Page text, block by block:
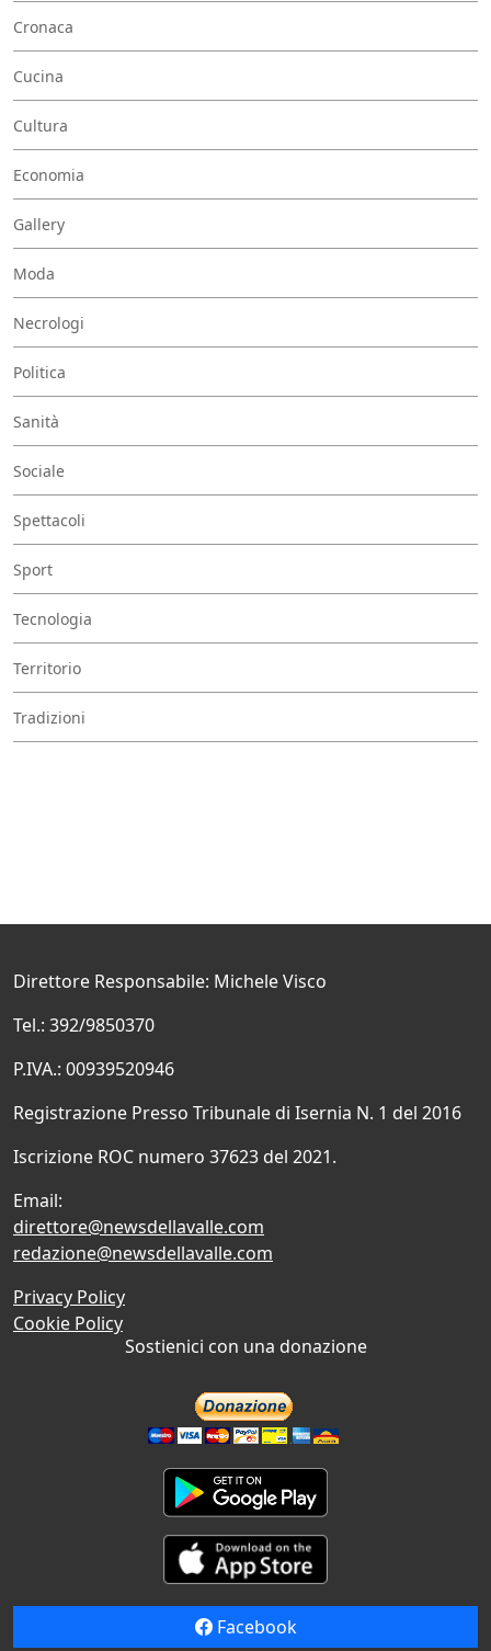
Cronaca
Cucina
Cultura
Economia
Gallery
Moda
Necrologi
Politica
Sanità
Sociale
Spettacoli
Sport
Tecnologia
Territorio
Tradizioni
Direttore Responsabile: Michele Visco
Tel.: 392/9850370
P.IVA.: 00939520946
Registrazione Presso Tribunale di Isernia N. 1 del 2016
Iscrizione ROC numero 37623 del 2021.
Email:
direttore@newsdellavalle.com
redazione@newsdellavalle.com
Privacy Policy
Cookie Policy
Sostienici con una donazione
Facebook